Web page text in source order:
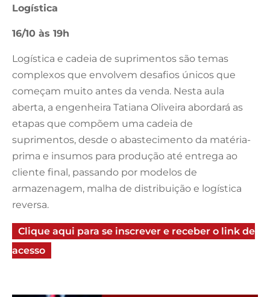
Logística
16/10 às 19h
Logística e cadeia de suprimentos são temas
complexos que envolvem desafios únicos que
começam muito antes da venda. Nesta aula
aberta, a engenheira Tatiana Oliveira abordará as
etapas que compõem uma cadeia de
suprimentos, desde o abastecimento da matéria-
prima e insumos para produção até entrega ao
cliente final, passando por modelos de
armazenagem, malha de distribuição e logística
reversa.
Clique aqui para se inscrever e receber o link de
acesso